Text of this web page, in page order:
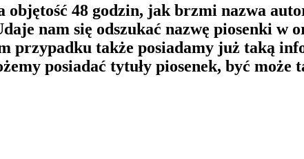
48 godzin, jak brzmi nazwa
nam się odszukać nazwę piosenki w
przypadku także posiadamy już taką
posiadać tytuły piosenek, być może